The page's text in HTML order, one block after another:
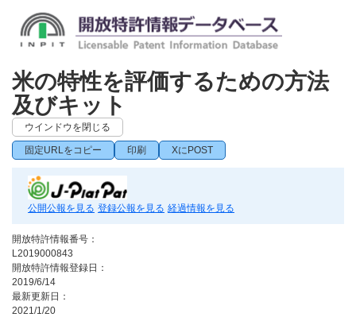
米の特性を評価するための方法
及びキット
ウインドウを閉じる
固定URLをコピー 印刷 XにPOST
公開公報を見る 登録公報を見る 経過情報を見る
開放特許情報番号：
L2019000843
開放特許情報登録日：
2019/6/14
最新更新日：
2021/1/20